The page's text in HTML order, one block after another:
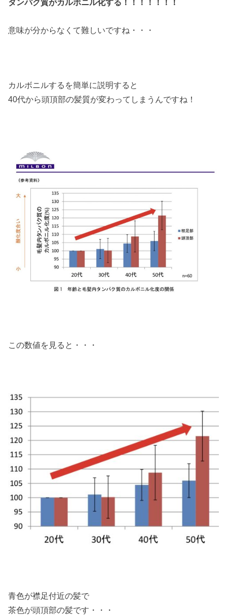
タンパク質がカルボニル化する！！！！！！！
意味が分からなくて難しいですね・・・
カルボニルするを簡単に説明すると
40代から頭頂部の髪質が変わってしまうんですね！
この数値を見ると・・・
青色が襟足付近の髪で
茶色が頭頂部の髪です・・・